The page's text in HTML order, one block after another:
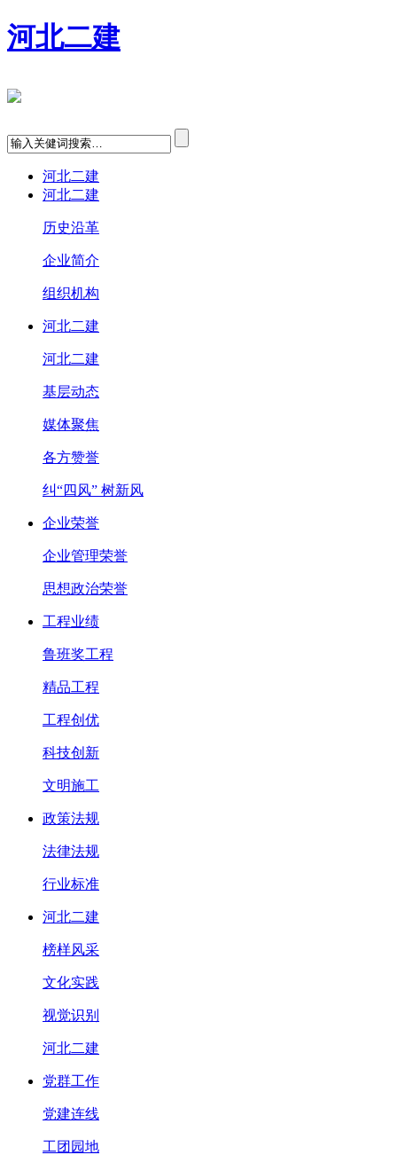
河北二建
河北二建
河北二建
历史沿革
企业简介
组织机构
河北二建
河北二建
基层动态
媒体聚焦
各方赞誉
纠“四风” 树新风
企业荣誉
企业管理荣誉
思想政治荣誉
工程业绩
鲁班奖工程
精品工程
工程创优
科技创新
文明施工
政策法规
法律法规
行业标准
河北二建
榜样风采
文化实践
视觉识别
河北二建
党群工作
党建连线
工团园地